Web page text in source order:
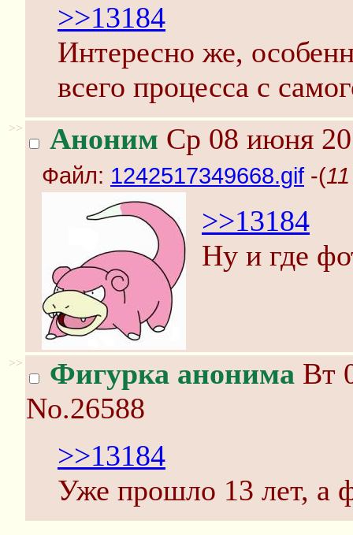
>>13184
Интересно же,
всего процесса с
>> Аноним Ср 08 июня
Файл: 1242517349668.gif -(
>>13184
Ну и где
>> Фигурка анонима Вт
No.26588
>>13184
Уже прошло 13 лет, а